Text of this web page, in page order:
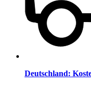
Deutschland: